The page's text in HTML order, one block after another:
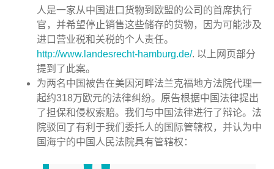
人是一家从中国进口货物到欧盟的公司的首席执行
官，并希望停止销售这些储存的货物，因为可能涉及
进口营业税和关税的个人责任。
http://www.landesrecht-hamburg.de/. 以上网页部分
提到了此案。
为两名中国被告在美因河畔法兰克福地方法院代理一
起约318万欧元的法律纠纷。原告根据中国法律提出
了担保和侵权索赔。我们与中国法律进行了辩论。法
院驳回了有利于我们委托人的国际管辖权，并认为中
国海宁的中国人民法院具有管辖权：